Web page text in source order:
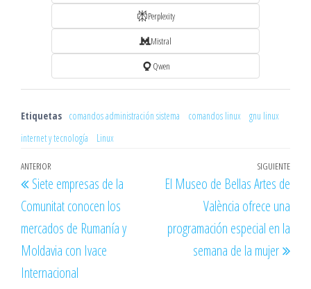
Perplexity
Mistral
Qwen
Etiquetas comandos administración sistema comandos linux
gnu linux
internet y tecnología
Linux
Navegación
de
entradas
Entrada
anterior
ANTERIOR
Siete empresas de la
Comunitat conocen los
mercados de Rumanía y
Moldavia con Ivace
Internacional
SIGUIENTE
El Museo de Bellas Artes de
València ofrece una
programación especial en la
semana de la mujer